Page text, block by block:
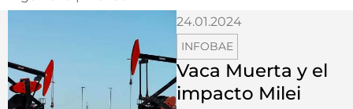
24.01.2024
INFOBAE
Vaca Muerta y el
impacto Milei